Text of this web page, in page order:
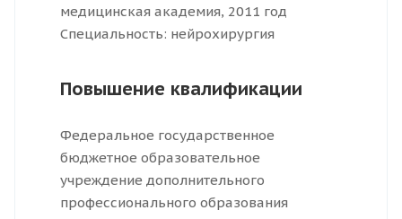
медицинская академия, 2011 год
Специальность: нейрохирургия
Повышение квалификации
Федеральное государственное
бюджетное образовательное
учреждение дополнительного
профессионального образования